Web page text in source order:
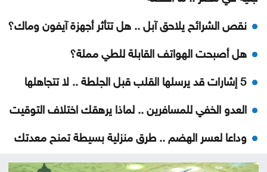
نقص الشرائح يلاحق آبل .. هل تتأثر أجهزة آيفون وماك؟
هل أصبحت الهواتف القابلة للطي مملة؟
5 إشارات قد يرسلها القلب قبل الجلطة .. لا تتجاهلها
العدو الخفي للمسافرين .. لماذا يرهقك اختلاف التوقيت
وداعا لعسر الهضم .. طرق منزلية بسيطة تمنح معدتك